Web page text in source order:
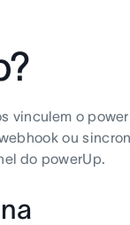
vinculem o
ou
do powerUp.